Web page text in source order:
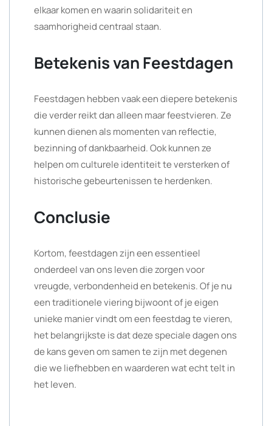
elkaar komen en waarin solidariteit en
saamhorigheid centraal staan.
Betekenis van Feestdagen
Feestdagen hebben vaak een diepere betekenis
die verder reikt dan alleen maar feestvieren. Ze
kunnen dienen als momenten van reflectie,
bezinning of dankbaarheid. Ook kunnen ze
helpen om culturele identiteit te versterken of
historische gebeurtenissen te herdenken.
Conclusie
Kortom, feestdagen zijn een essentieel
onderdeel van ons leven die zorgen voor
vreugde, verbondenheid en betekenis. Of je nu
een traditionele viering bijwoont of je eigen
unieke manier vindt om een feestdag te vieren,
het belangrijkste is dat deze speciale dagen ons
de kans geven om samen te zijn met degenen
die we liefhebben en waarderen wat echt telt in
het leven.